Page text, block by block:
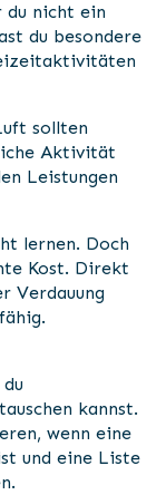
du nicht ein
du besondere
sollten
Aktivität
Leistungen
lernen. Doch
Kost. Direkt
Verdauung
kannst.
wenn eine
und eine Liste